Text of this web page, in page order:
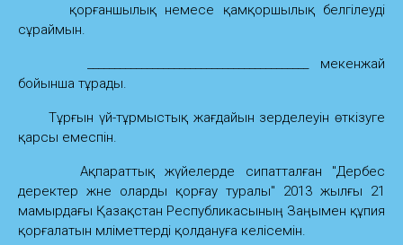
қорғаншылық немесе қамқоршылық белгілеуді
сұраймын.
_________________________________________ мекенжай
бойынша тұрады.
Тұрғын үй-тұрмыстық жағдайын зерделеуін өткізуге
қарсы емеспін.
Ақпараттық жүйелерде сипатталған "Дербес
деректер және оларды қорғау туралы" 2013 жылғы 21
мамырдағы Қазақстан Республикасының Заңымен құпия
қорғалатын мәліметтерді қолдануға келісемін.